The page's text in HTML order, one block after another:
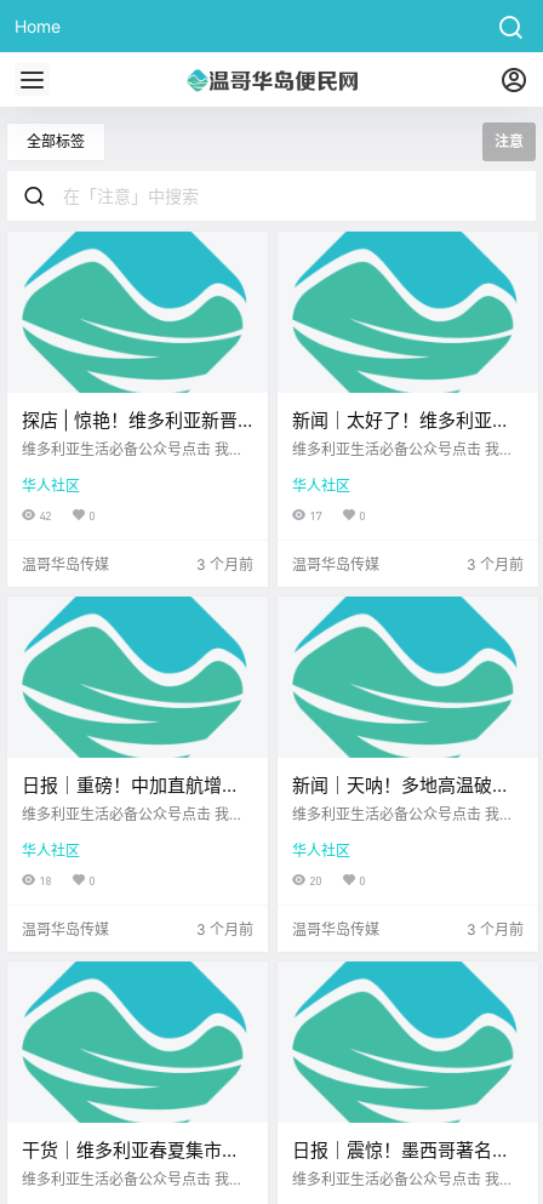
Home
全部标签 注意
探店 | 惊艳！维多利亚新晋
韩式烤肉排队王，顶级肉质
冲！
维多利亚生活必备公众号点击 我在
想一直在你身边北美最大亚洲超市
昨天终于打卡了 维多利亚刚开业不
韩国运过来的.
华人社区
42 0
温哥华岛传媒 3 个月前
新闻｜太好了！维多利亚餐
饮大佬又开新店，炸鸡生蚝
民法案修改，承认“带错了
路”！
维多利亚生活必备公众号点击 我在
想一直在你身边维多利亚顶级科创
学校北美最大亚洲超市 大家周二好
心！ 忙里偷闲也.
华人社区
17 0
温哥华岛传媒 3 个月前
日报｜重磅！中加直航增
班，客货运频次将迎来大幅
维多利亚生活必备公众号点击 我在
想一直在你身边维多利亚正宗越南
米粉店您值得信赖的地产经纪公元2
026年4月21日 农历3月5日 星期二
气象.
华人社区
18 0
温哥华岛传媒 3 个月前
新闻｜天呐！多地高温破纪
录，温哥华岛今春首场山火
今年取消！
维多利亚生活必备公众号点击 我在
想一直在你身边维多利亚顶级科创
学校北美最大亚洲超市 大家周一好
呀！ 开启新的一周 阳光照进了窗户
心情 既然.
华人社区
20 0
温哥华岛传媒 3 个月前
干货｜维多利亚春夏集市回
归啦！收下这份宝藏集市清
维多利亚生活必备公众号点击 我在
日报｜震惊！墨西哥著名景
点发生枪击案，一名加拿大
维多利亚生活必备公众号点击 我在